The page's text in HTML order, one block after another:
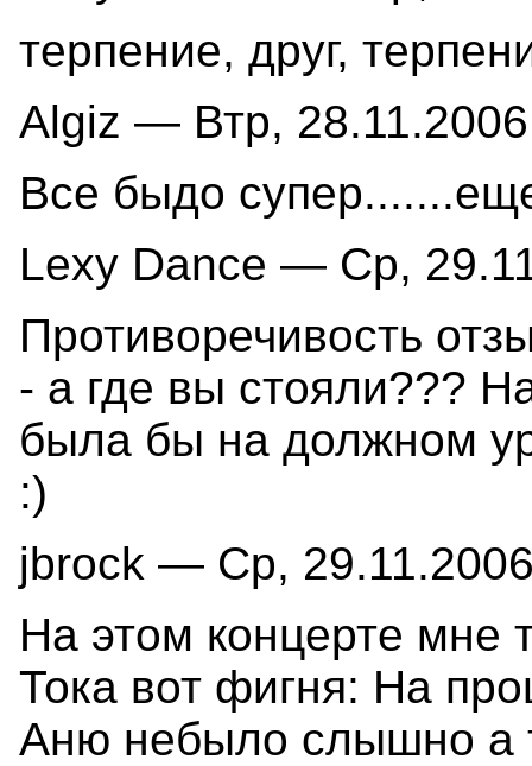
терпение, друг,
Algiz — Втр,
Все быдо
Lexy Dance — Ср,
Противоречивость
- а где вы стояли???
была бы на должном
:)
jbrock — Ср,
На этом концерте мне
Тока вот фигня: На
Аню небыло слышно а